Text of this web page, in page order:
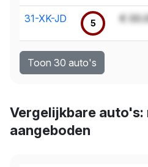
31-XK-JD 5 €
Toon 30 auto's
Vergelijkbare auto's:
aangeboden